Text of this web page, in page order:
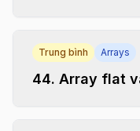
Trung bình Arrays
44. Array flat